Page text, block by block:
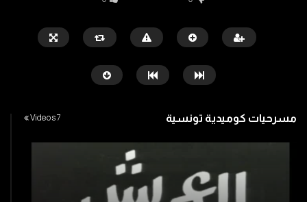
مي عز الدين
مسرحيات كوميدية تونسية 7 Videos